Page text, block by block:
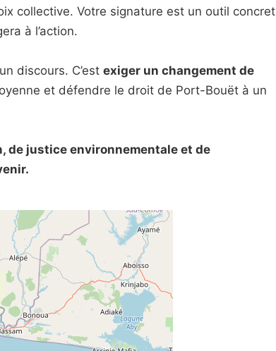
collective. Votre signature est un outil concret
à l’action.
discours. C’est exiger un changement de
et défendre le droit de Port-Bouët à un
de justice environnementale et de